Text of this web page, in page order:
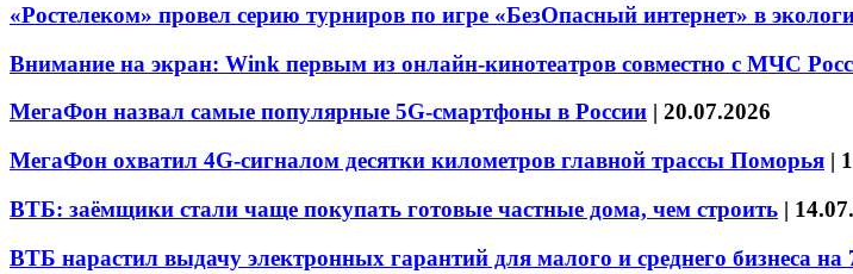
«Ростелеком» провел серию турниров по игре «БезОпасный интернет» в
Внимание на экран: Wink первым из онлайн-кинотеатров совместно с МЧС
МегаФон назвал самые популярные 5G-смартфоны в России | 20.07.2026
МегаФон охватил 4G-сигналом десятки километров главной трассы Поморья |
ВТБ: заёмщики стали чаще покупать готовые частные дома, чем строить |
ВТБ нарастил выдачу электронных гарантий для малого и среднего бизнеса на